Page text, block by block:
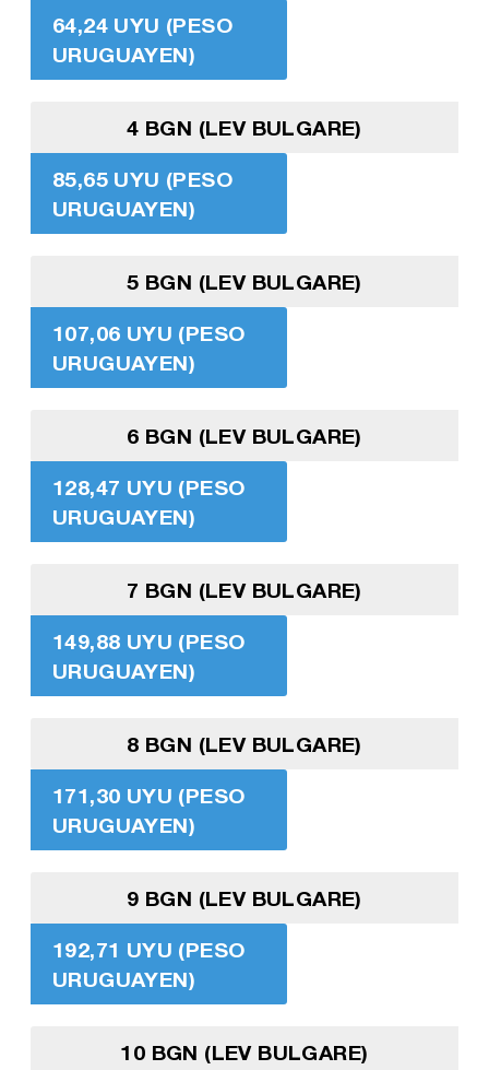
64,24 UYU (PESO
URUGUAYEN)
4 BGN (LEV BULGARE)
85,65 UYU (PESO
URUGUAYEN)
5 BGN (LEV BULGARE)
107,06 UYU (PESO
URUGUAYEN)
6 BGN (LEV BULGARE)
128,47 UYU (PESO
URUGUAYEN)
7 BGN (LEV BULGARE)
149,88 UYU (PESO
URUGUAYEN)
8 BGN (LEV BULGARE)
171,30 UYU (PESO
URUGUAYEN)
9 BGN (LEV BULGARE)
192,71 UYU (PESO
URUGUAYEN)
10 BGN (LEV BULGARE)